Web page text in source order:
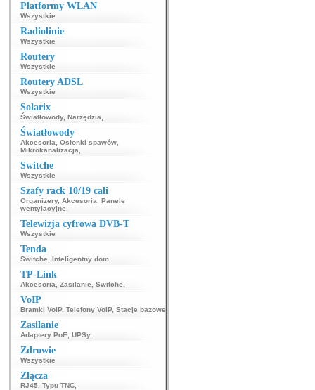
Platformy WLAN
Wszystkie
Radiolinie
Wszystkie
Routery
Wszystkie
Routery ADSL
Wszystkie
Solarix
Światłowody, Narzędzia
Światłowody
Akcesoria Osłonki spawów
Mikrokanalizacja
Switche
Wszystkie
Szafy rack 10/19 cali
Organizery, Akcesoria
Panele
wentylacyjne
Telewizja cyfrowa DVB-T
Wszystkie
Tenda
Switche Inteligentny dom
TP-Link
Akcesoria Zasilanie Switche
VoIP
Bramki VoIP, Telefony VoIP, Stacje bazowe
Zasilanie
Adaptery PoE UPSy,
Zdrowie
Wszystkie
Złącza
RJ45 Typu TNC